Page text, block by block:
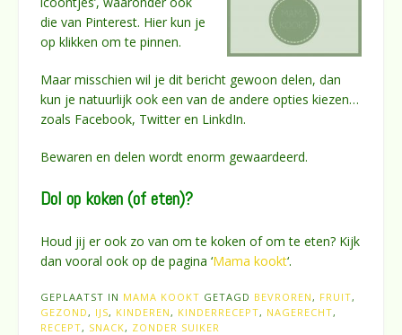
die van Pinterest. Hier kun je
op klikken om te pinnen.
Maar misschien wil je dit bericht gewoon delen, dan
kun je natuurlijk ook een van de andere opties kiezen…
zoals Facebook, Twitter en LinkdIn.
Bewaren en delen wordt enorm gewaardeerd.
Dol op koken (of eten)?
Houd jij er ook zo van om te koken of om te eten? Kijk
dan vooral ook op de pagina ‘Mama kookt‘.
GEPLAATST IN MAMA KOOKT GETAGD BEVROREN , FRUIT,
GEZOND , IJS, KINDEREN , KINDERRECEPT, NAGERECHT,
RECEPT, SNACK, ZONDER SUIKER